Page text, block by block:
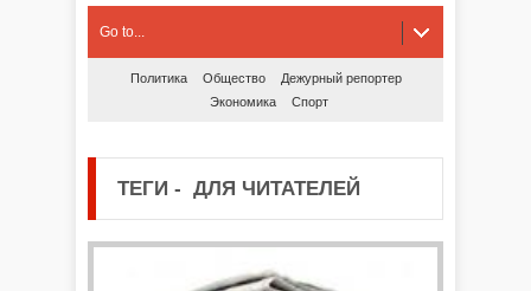
Go to...
Политика Общество
Дежурный репортер
Экономика
Спорт
ТЕГИ - ДЛЯ ЧИТАТЕЛЕЙ